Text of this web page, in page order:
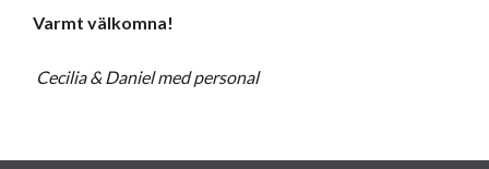
Varmt välkomna!
Cecilia & Daniel med personal